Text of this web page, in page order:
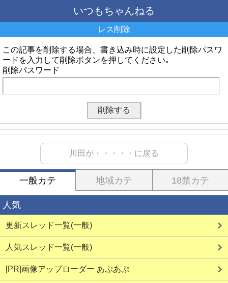
いつもちゃんねる
レス削除
この記事を削除する場合、書き込み時に設定した削除パスワ
ードを入力して削除ボタンを押してください｡
削除パスワード
川田が・・・・・に戻る
一般カテ 地域カテ 18禁カテ
人気
更新スレッド一覧(一般)
人気スレッド一覧(一般)
[PR]画像アップローダー あぷあぷ